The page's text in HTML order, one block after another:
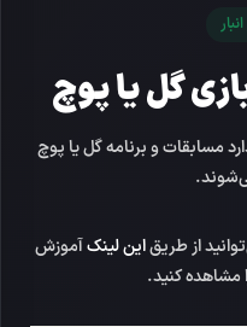
گل یا پوچ
مسابقات و برنامه گل یا پوچ
از طریقاین لینکآموزش
مشاهده کنید.